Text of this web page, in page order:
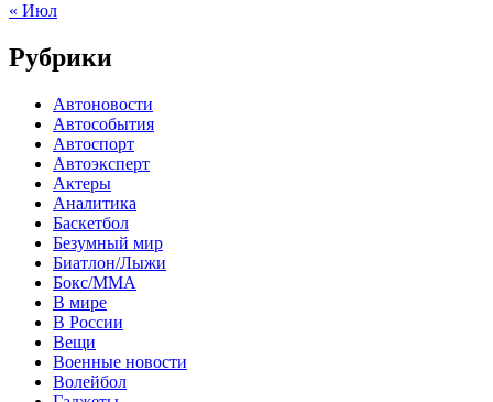
« Июл
Рубрики
Автоновости
Автособытия
Автоспорт
Автоэксперт
Актеры
Аналитика
Баскетбол
Безумный мир
Биатлон/Лыжи
Бокс/MMA
В мире
В России
Вещи
Военные новости
Волейбол